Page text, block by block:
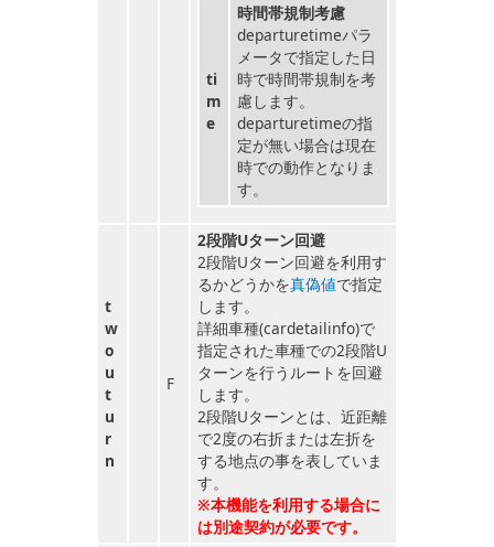
ti
m
e
時間帯規制考慮
departuretimeパラ
メータで指定した日
時で時間帯規制を考
慮します。
departuretimeの指
定が無い場合は現在
時での動作となりま
す。
t
w
o
u
t
u
r
n
F
2段階Uターン回避
2段階Uターン回避を利用す
るかどうかを真偽値で指定
します。
詳細車種(cardetailinfo)で
指定された車種での2段階U
ターンを行うルートを回避
します。
2段階Uターンとは、近距離
で2度の右折または左折を
する地点の事を表していま
す。
※本機能を利用する場合に
は別途契約が必要です。